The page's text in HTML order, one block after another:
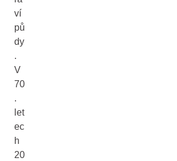
ví
pů
dy
.
V
70
.
let
ec
h
20